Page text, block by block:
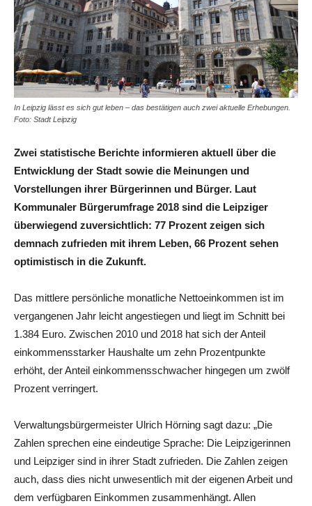
In Leipzig lässt es sich gut leben – das bestätigen auch zwei aktuelle Erhebungen.
Foto: Stadt Leipzig
Zwei statistische Berichte informieren aktuell über die
Entwicklung der Stadt sowie die Meinungen und
Vorstellungen ihrer Bürgerinnen und Bürger. Laut
Kommunaler Bürgerumfrage 2018 sind die Leipziger
überwiegend zuversichtlich: 77 Prozent zeigen sich
demnach zufrieden mit ihrem Leben, 66 Prozent sehen
optimistisch in die Zukunft.
Das mittlere persönliche monatliche Nettoeinkommen ist im
vergangenen Jahr leicht angestiegen und liegt im Schnitt bei
1.384 Euro. Zwischen 2010 und 2018 hat sich der Anteil
einkommensstarker Haushalte um zehn Prozentpunkte
erhöht, der Anteil einkommensschwacher hingegen um zwölf
Prozent verringert.
Verwaltungsbürgermeister Ulrich Hörning sagt dazu: „Die
Zahlen sprechen eine eindeutige Sprache: Die Leipzigerinnen
und Leipziger sind in ihrer Stadt zufrieden. Die Zahlen zeigen
auch, dass dies nicht unwesentlich mit der eigenen Arbeit und
dem verfügbaren Einkommen zusammenhängt. Allen